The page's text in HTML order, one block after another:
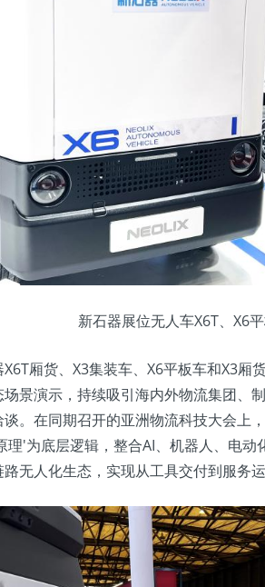
新石器展位无人车X6T、X6
厢货、X3集装车、X6平板车和X3厢
景演示，持续吸引海内外物流集团、
。在同期召开的亚洲物流科技大会上
理'为底层逻辑，整合AI、机器人、电动
无人化生态，实现从工具交付到服务